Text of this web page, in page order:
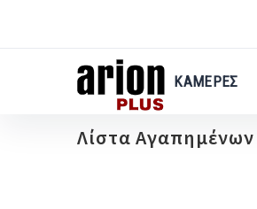
περιεχόμενο
ΚΑΜΕΡΕΣ
Λίστα Αγαπημένων